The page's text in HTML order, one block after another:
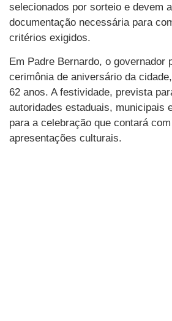
selecionados por sorteio e devem
documentação necessária para
critérios exigidos.
Em Padre Bernardo, o governador
cerimônia de aniversário da
62 anos. A festividade, prevista
autoridades estaduais, municipais
para a celebração que contará
apresentações culturais.